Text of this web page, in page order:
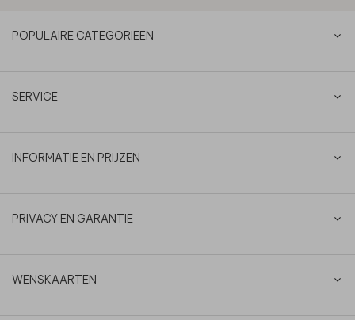
POPULAIRE CATEGORIEËN
SERVICE
INFORMATIE EN PRIJZEN
PRIVACY EN GARANTIE
WENSKAARTEN